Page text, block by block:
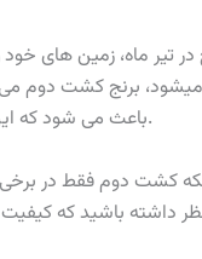
ماه، زمین های خود
میشود، برنج کشت دوم
باعث می شود که این برنج کیفیت بسیار بالایی داشته باشد.
کشت دوم فقط در